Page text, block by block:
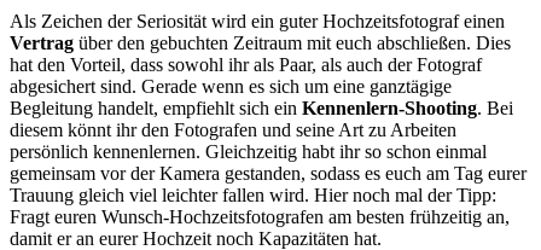
Als Zeichen der Seriosität wird ein guter Hochzeitsfotograf einen
Vertrag über den gebuchten Zeitraum mit euch abschließen. Dies
hat den Vorteil, dass sowohl ihr als Paar, als auch der Fotograf
abgesichert sind. Gerade wenn es sich um eine ganztägige
Begleitung handelt, empfiehlt sich ein Kennenlern-Shooting. Bei
diesem könnt ihr den Fotografen und seine Art zu Arbeiten
persönlich kennenlernen. Gleichzeitig habt ihr so schon einmal
gemeinsam vor der Kamera gestanden, sodass es euch am Tag eurer
Trauung gleich viel leichter fallen wird. Hier noch mal der Tipp:
Fragt euren Wunsch-Hochzeitsfotografen am besten frühzeitig an,
damit er an eurer Hochzeit noch Kapazitäten hat.